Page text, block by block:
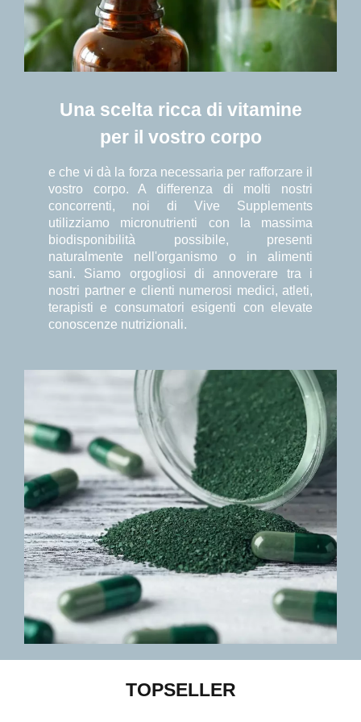
Una scelta ricca di vitamine
per il vostro corpo
e che vi dà la forza necessaria per rafforzare il
vostro corpo. A differenza di molti nostri
concorrenti, noi di Vive Supplements
utilizziamo micronutrienti con la massima
biodisponibilità possibile, presenti
naturalmente nell'organismo o in alimenti
sani. Siamo orgogliosi di annoverare tra i
nostri partner e clienti numerosi medici, atleti,
terapisti e consumatori esigenti con elevate
conoscenze nutrizionali.
TOPSELLER